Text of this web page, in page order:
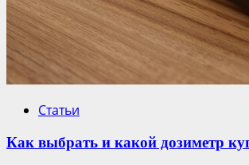
Статьи
Как выбрать и какой дозиметр